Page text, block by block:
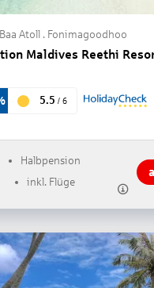
Atoll . Fonimagoodhoo
Maldives Reethi
5.5 / 6
Halbpension
inkl. Flüge